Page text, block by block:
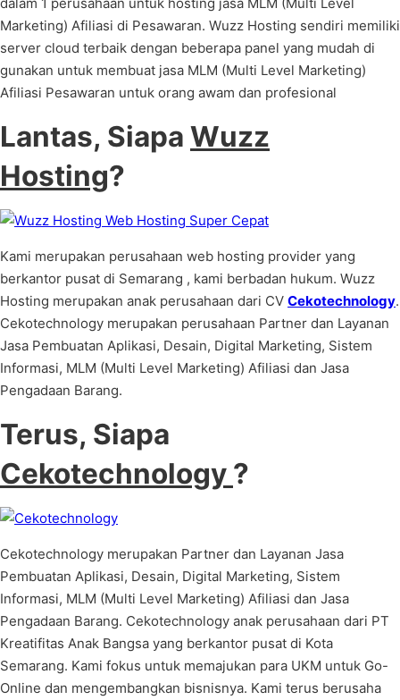
Marketing) Afiliasi di Pesawaran. Wuzz Hosting sendiri memiliki
server cloud terbaik dengan beberapa panel yang mudah di
gunakan untuk membuat jasa MLM (Multi Level Marketing)
Afiliasi Pesawaran untuk orang awam dan profesional
Lantas, Siapa Wuzz
Hosting?
Kami merupakan perusahaan web hosting provider yang
berkantor pusat di Semarang , kami berbadan hukum. Wuzz
Hosting merupakan anak perusahaan dari CV Cekotechnology.
Cekotechnology merupakan perusahaan Partner dan Layanan
Jasa Pembuatan Aplikasi, Desain, Digital Marketing, Sistem
Informasi, MLM (Multi Level Marketing) Afiliasi dan Jasa
Pengadaan Barang.
Terus, Siapa
Cekotechnology ?
Cekotechnology merupakan Partner dan Layanan Jasa
Pembuatan Aplikasi, Desain, Digital Marketing, Sistem
Informasi, MLM (Multi Level Marketing) Afiliasi dan Jasa
Pengadaan Barang. Cekotechnology anak perusahaan dari PT
Kreatifitas Anak Bangsa yang berkantor pusat di Kota
Semarang. Kami fokus untuk memajukan para UKM untuk Go-
Online dan mengembangkan bisnisnya. Kami terus berusaha